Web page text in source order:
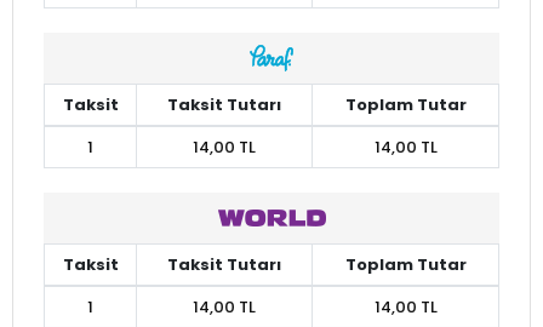
Taksit Taksit Tutarı
Toplam Tutar
1
14,00 TL 14,00 TL
Taksit Taksit Tutarı
Toplam Tutar
1
14,00 TL 14,00 TL